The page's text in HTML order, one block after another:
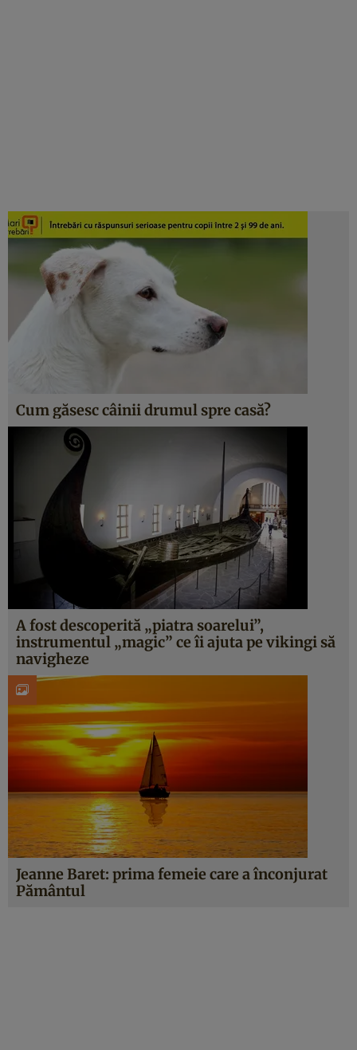
Cum găsesc câinii drumul spre casă?
A fost descoperită „piatra soarelui”,
instrumentul „magic” ce îi ajuta pe vikingi să
navigheze
Jeanne Baret: prima femeie care a înconjurat
Pământul